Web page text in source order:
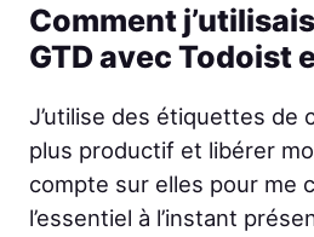
Comment
GTD avec Todoist
J’utilise des étiquettes de
plus productif et libérer
compte sur elles pour me
l’essentiel à l’instant